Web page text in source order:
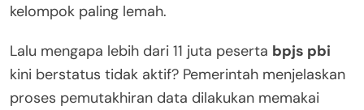
kelompok paling lemah.
Lalu mengapa lebih dari 11 juta peserta bpjs pbi
kini berstatus tidak aktif? Pemerintah menjelaskan
proses pemutakhiran data dilakukan memakai